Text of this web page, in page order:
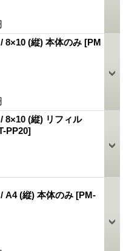
8×10 (縦) 本体のみ [PM
8×10 (縦) リフィル
PP20]
A4 (縦) 本体のみ [PM-